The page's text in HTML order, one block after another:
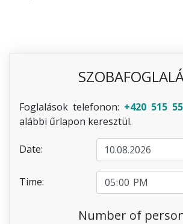
Foglalások telefonon: +420 515
alábbi űrlapon keresztül.
Date:
Time:
Number of